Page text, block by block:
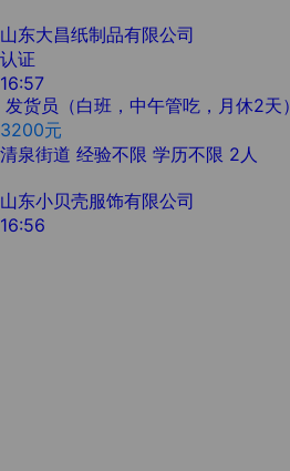
山东大昌纸制品有限公司
认证
16:57
发货员（白班，中午管吃，月休2天）
3200元
清泉街道 经验不限 学历不限 2人
山东小贝壳服饰有限公司
16:56